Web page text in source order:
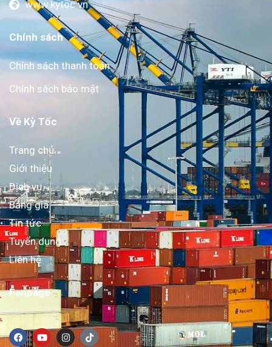
www.kytoc.vn
Chính sách
Chính sách thanh toán
Chính sách bảo mật
Về Kỳ Tốc
Trang chủ
Giới thiệu
Dịch vụ
Bảng giá
Tin tức
Tuyển dụng
Liên hệ
Fanpage